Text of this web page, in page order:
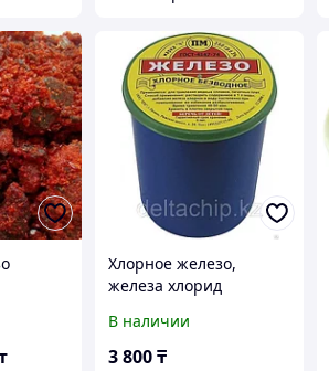
Хлорное железо,
железа хлорид
SOLINS, 250гр
В наличии
3 800₸